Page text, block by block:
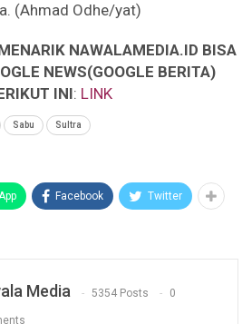
(Ahmad Odhe/yat)
NAWALAMEDIA.ID BISA
NEWS(GOOGLE BERITA)
INI: LINK
Sabu Sultra
Facebook Twitter
Media 5354 Posts 0